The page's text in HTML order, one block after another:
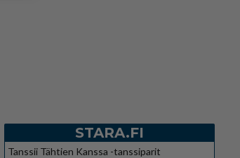
STARA.FI
Tanssii Tähtien Kanssa -tanssiparit